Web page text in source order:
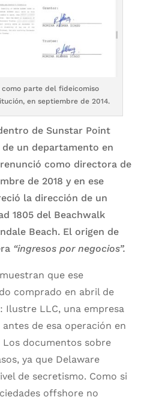
como parte del fideicomiso
en septiembre de 2014.
de Sunstar Point
un departamento en
como directora de
de 2018 y en ese
la dirección de un
1805 del Beachwalk
Beach. El origen de
“ingresos por negocios”.
que ese
comprado en abril de
Ilustre LLC, una empresa
de esa operación en
Los documentos sobre
ya que Delaware
de secretismo. Como si
offshore no